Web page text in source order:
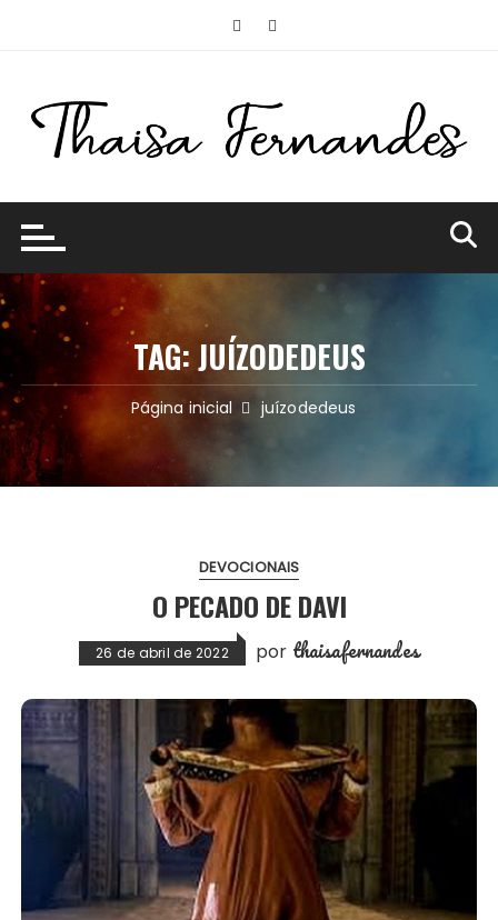
TAG:JUÍZODEDEUS
Página inicial juízodedeus
DEVOCIONAIS
O PECADO DE DAVI
26 de abril de 2022 por thaisafernandes